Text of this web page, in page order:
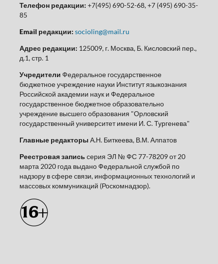
Телефон редакции: +7(495) 690-52-68, +7 (495) 690-35-
85
Email редакции: socioling@mail.ru
Адрес редакции: 125009, г. Москва, Б. Кисловский пер.,
д.1, стр. 1
Учредители Федеральное государственное
бюджетное учреждение науки Институт языкознания
Российской академии наук и Федеральное
государственное бюджетное образовательно
учреждение высшего образования "Орловский
государственный университет имени И. С. Тургенева"
Главные редакторы А.Н. Биткеева, В.М. Алпатов
Реестровая запись серия ЭЛ № ФС 77-78209 от 20
марта 2020 года выдано Федеральной службой по
надзору в сфере связи, информационных технологий и
массовых коммуникаций (Роскомнадзор).